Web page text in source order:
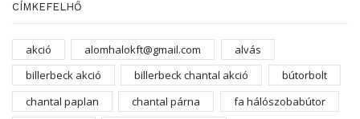
CÍMKEFELHŐ
akció alomhalokft@gmail.com
alvás
billerbeck akció
billerbeck chantal akció
bútorbolt
chantal paplan
chantal párna
fa hálószobabútor